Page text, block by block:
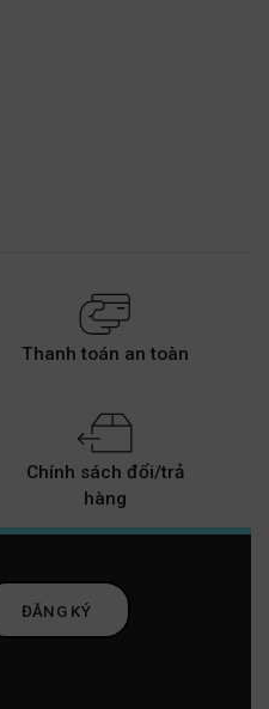
Thanh toán an toàn
Chính sách đổi/trả
hàng
ĐĂNG KÝ